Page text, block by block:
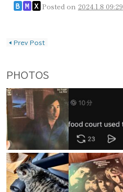
B M X Posted on 2024.1.8 09:29
◀ Prev Post
PHOTOS